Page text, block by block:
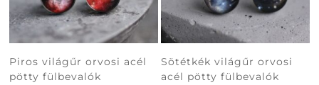
Piros világűr orvosi acél
pötty fülbevalók
Sötétkék világűr orvosi
acél pötty fülbevalók